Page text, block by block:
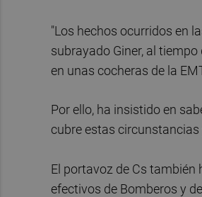
"Los hechos ocurridos en
subrayado Giner, al
en unas cocheras de la
Por ello, ha insistido en
cubre estas circunstancias
El portavoz de Cs también
efectivos de Bomberos y